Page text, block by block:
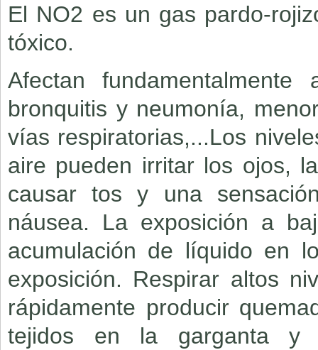
El NO2 es un gas pardo-
tóxico.
Afectan fundamentalmente
bronquitis y neumonía,
vías respiratorias,...Los
aire pueden irritar los ojos,
causar tos y una
náusea. La exposición a
acumulación de líquido en
exposición. Respirar altos
rápidamente producir
tejidos en la garganta y